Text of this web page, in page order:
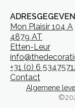
Mon Plaisir 104 A
4879 AT
Etten-Leur
+31 (0) 6
Contact
Algemene